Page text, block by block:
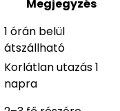
Megjegyzés
1 órán belül
átszállható
Korlátlan utazás 1
napra